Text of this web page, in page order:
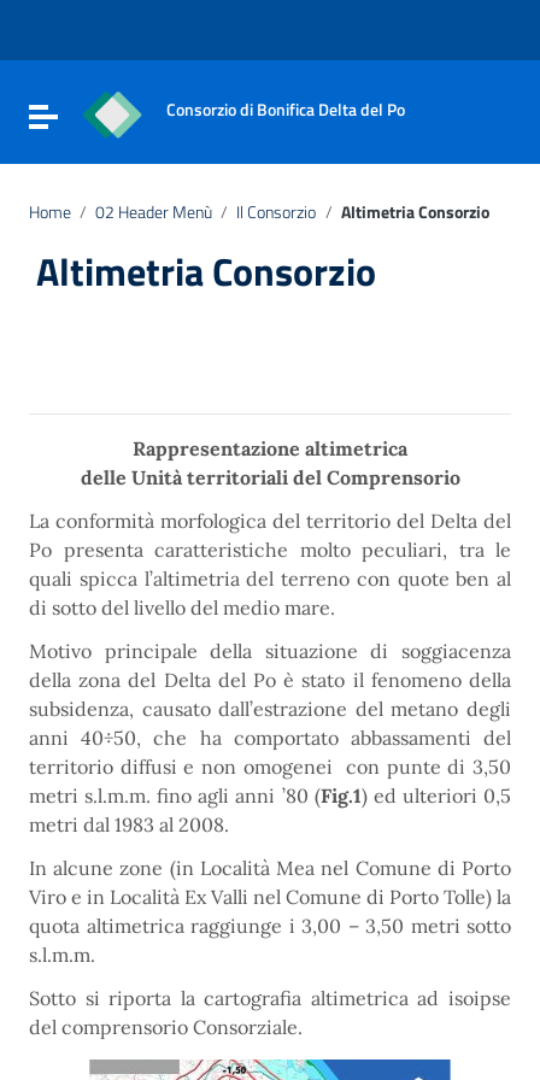
Vai al footer
Attiva / disattiva la navigazione
Consorzio di Bonifica Delta del Po
Home / 02 Header Menù / Il Consorzio / Altimetria Consorzio
Altimetria Consorzio
Rappresentazione altimetrica
delle Unità territoriali del Comprensorio
La conformità morfologica del territorio del Delta del
Po presenta caratteristiche molto peculiari, tra le
quali spicca l’altimetria del terreno con quote ben al
di sotto del livello del medio mare.
Motivo principale della situazione di soggiacenza
della zona del Delta del Po è stato il fenomeno della
subsidenza, causato dall’estrazione del metano degli
anni 40÷50, che ha comportato abbassamenti del
territorio diffusi e non omogenei con punte di 3,50
metri s.l.m.m. fino agli anni ’80 (Fig.1) ed ulteriori 0,5
metri dal 1983 al 2008.
In alcune zone (in Località Mea nel Comune di Porto
Viro e in Località Ex Valli nel Comune di Porto Tolle) la
quota altimetrica raggiunge i 3,00 – 3,50 metri sotto
s.l.m.m.
Sotto si riporta la cartografia altimetrica ad isoipse
del comprensorio Consorziale.